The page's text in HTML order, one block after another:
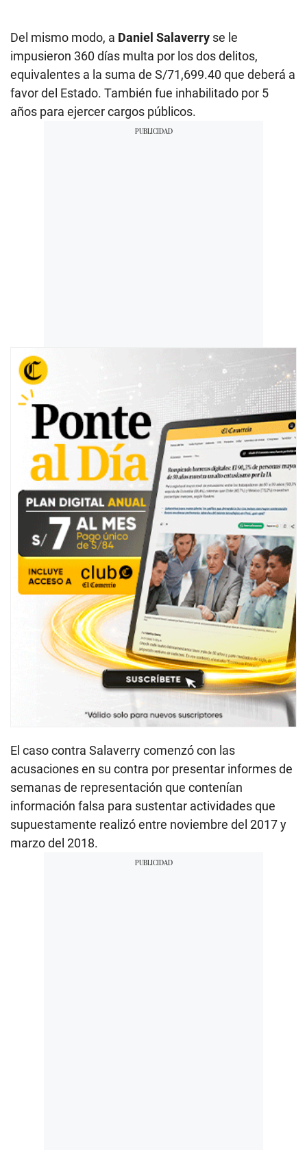
Del mismo modo, a Daniel Salaverry se le
impusieron 360 días multa por los dos delitos,
equivalentes a la suma de S/71,699.40 que deberá a
favor del Estado. También fue inhabilitado por 5
años para ejercer cargos públicos.
El caso contra Salaverry comenzó con las
acusaciones en su contra por presentar informes de
semanas de representación que contenían
información falsa para sustentar actividades que
supuestamente realizó entre noviembre del 2017 y
marzo del 2018.